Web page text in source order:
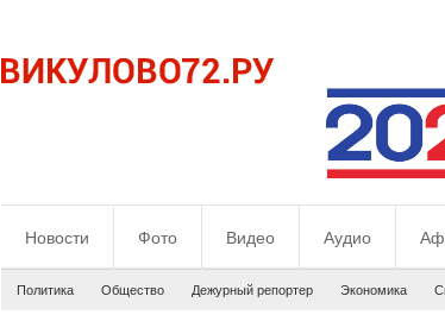
Новости Фото Видео Аудио
Политика Общество Дежурный репортер Экономика